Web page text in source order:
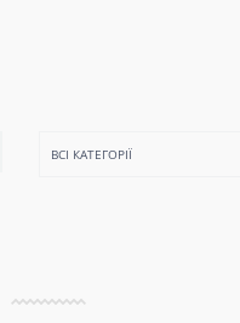
ВСІ КАТЕГОРІЇ